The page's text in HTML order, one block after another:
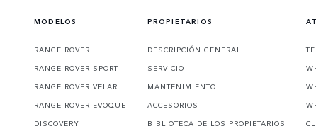
MODELOS
RANGE ROVER
RANGE ROVER SPORT
RANGE ROVER VELAR
RANGE ROVER EVOQUE
DISCOVERY
PROPIETARIOS
DESCRIPCIÓN GENERAL
SERVICIO
MANTENIMIENTO
ACCESORIOS
BIBLIOTECA DE LOS PROPIETARIOS